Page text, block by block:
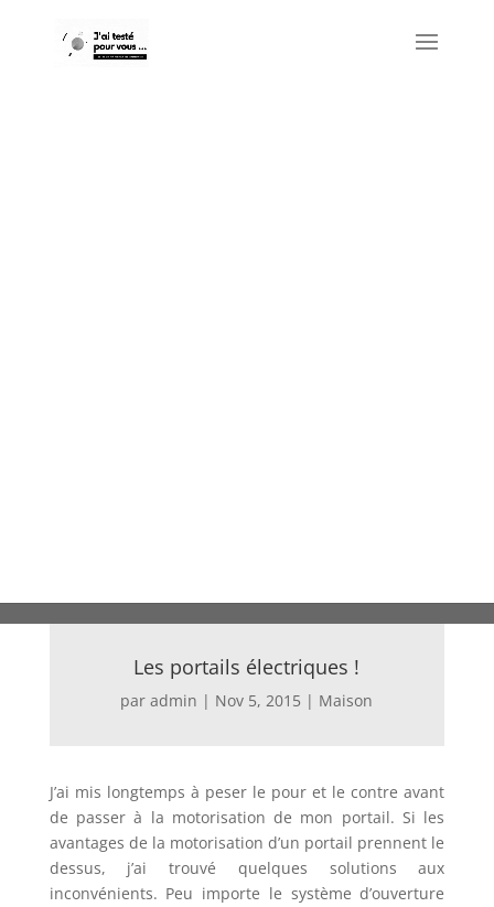
Les portails électriques !
paradmin | Nov 5, 2015 | Maison
J’ai mis longtemps à peser le pour et le contre avant
de passer à la motorisation de mon portail. Si les
avantages de la motorisation d’un portail prennent le
dessus, j’ai trouvé quelques solutions aux
inconvénients. Peu importe le système d’ouverture